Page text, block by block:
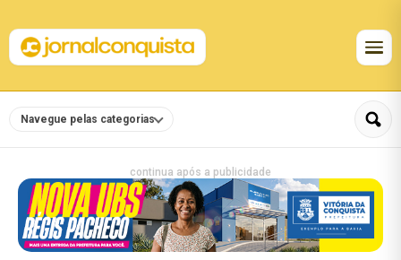
Navegue pelas categorias
continua após a publicidade